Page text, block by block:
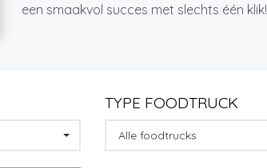
een smaakvol succes met slechts één klik!
TYPE FOODTRUCK
Alle foodtrucks